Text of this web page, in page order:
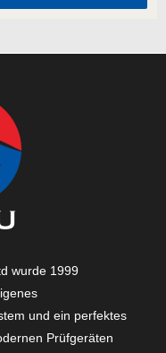
wurde 1999
und ein perfektes
Prüfgeräten